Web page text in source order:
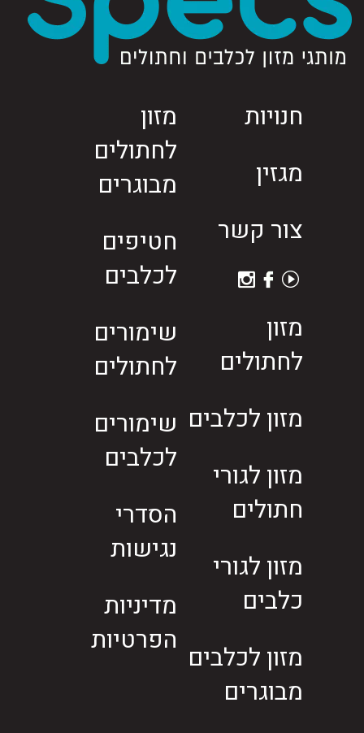
חנויות
מגזין
צור קשר
מזון
לחתולים
מזון לכלבים
מזון לגורי
חתולים
מזון לגורי
כלבים
מזון לכלבים
מבוגרים
מזון
לחתולים
מבוגרים
חטיפים
לכלבים
שימורים
לחתולים
שימורים
לכלבים
הסדרי
נגישות
מדיניות
הפרטיות